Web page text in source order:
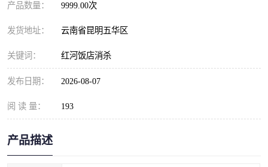
产品数量： 9999.00次
发货地址： 云南省昆明五华区
关键词： 红河饭店消杀
发布日期： 2026-08-07
阅 读 量： 193
产品描述